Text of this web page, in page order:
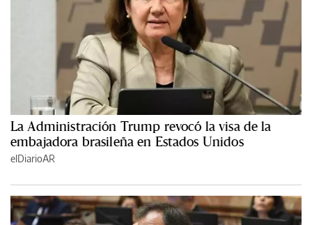
La Administración Trump revocó la visa de la
embajadora brasileña en Estados Unidos
elDiarioAR